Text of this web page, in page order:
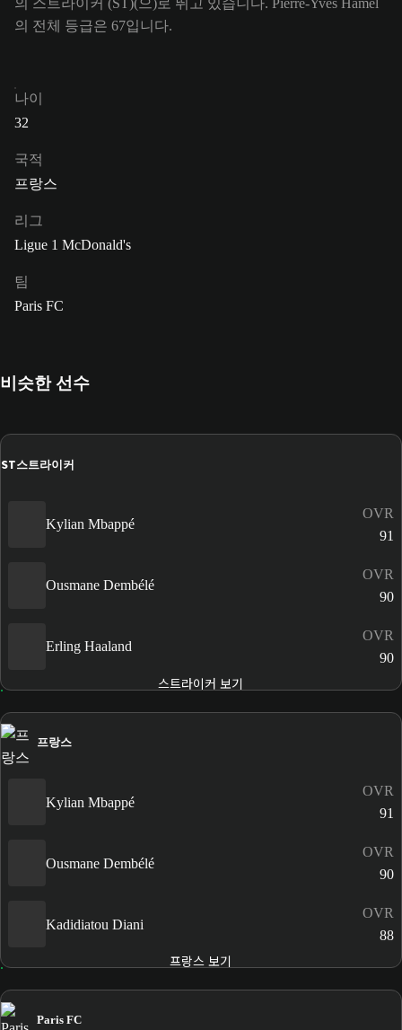
의 스트라이커 (ST)(으)로 뛰고 있습니다. Pierre-Yves Hamel
의 전체 등급은 67입니다.
나이
32
국적
프랑스
리그
Ligue 1 McDonald's
팀
Paris FC
비슷한 선수
ST스트라이커
Kylian Mbappé
OVR
91
Ousmane Dembélé
OVR
90
Erling Haaland
OVR
90
스트라이커 보기
프랑스
Kylian Mbappé
OVR
91
Ousmane Dembélé
OVR
90
Kadidiatou Diani
OVR
88
프랑스 보기
Paris FC